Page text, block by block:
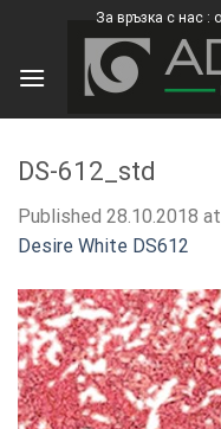
content
За връзка с нас :
DS-612_std
Published 28.10.2018 at
Desire White DS612
×